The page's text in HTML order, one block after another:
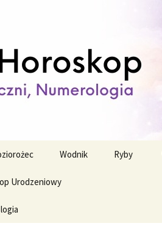
Wodnik Ryby
Urodzeniowy